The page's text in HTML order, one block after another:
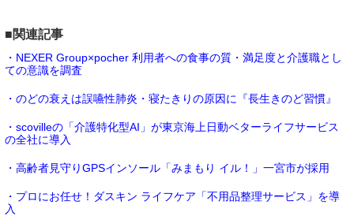
■関連記事
・NEXER Group×pocher 利用者への食事の質・満足度と介護職とし
ての意識を調査
・のどの衰えは誤嚥性肺炎・寝たきりの原因に『長生きのど習慣』
・scovilleの「介護特化型AI」が東京海上日動ベターライフサービス
の全社に導入
・高齢者見守りGPSインソール「みまもり イル！」一宮市が採用
・プロにお任せ！ダスキン ライフケア「不用品整理サービス」を導
入